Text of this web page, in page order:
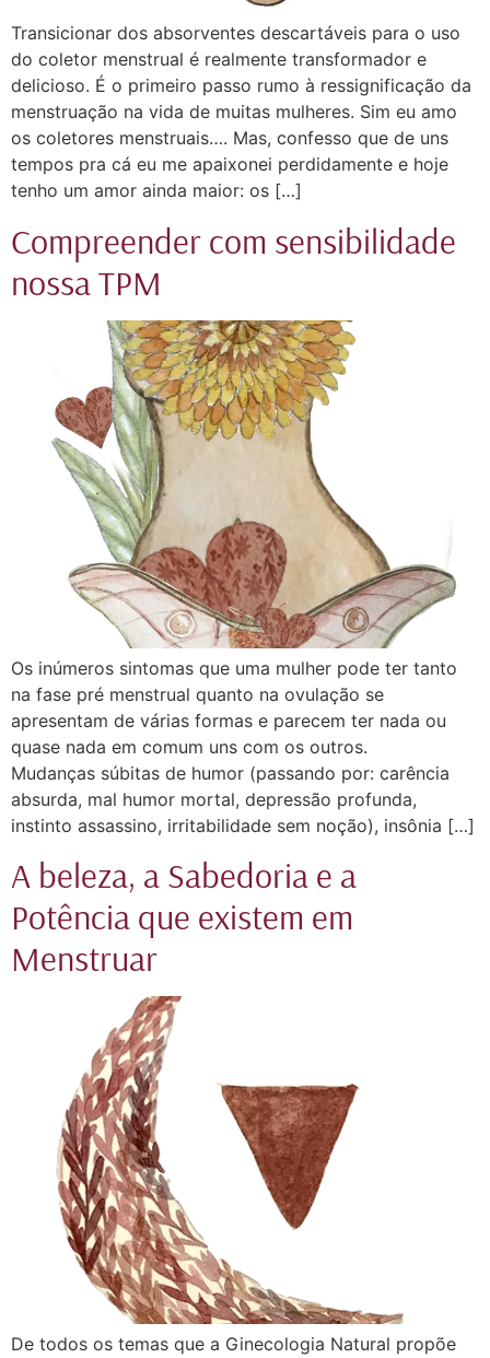
Transicionar dos absorventes descartáveis para o uso
do coletor menstrual é realmente transformador e
delicioso. É o primeiro passo rumo à ressignificação da
menstruação na vida de muitas mulheres. Sim eu amo
os coletores menstruais…. Mas, confesso que de uns
tempos pra cá eu me apaixonei perdidamente e hoje
tenho um amor ainda maior: os […]
Compreender com sensibilidade
nossa TPM
Os inúmeros sintomas que uma mulher pode ter tanto
na fase pré menstrual quanto na ovulação se
apresentam de várias formas e parecem ter nada ou
quase nada em comum uns com os outros. ⠀ ⠀
Mudanças súbitas de humor (passando por: carência
absurda, mal humor mortal, depressão profunda,
instinto assassino, irritabilidade sem noção), insônia […]
A beleza, a Sabedoria e a
Potência que existem em
Menstruar
De todos os temas que a Ginecologia Natural propõe